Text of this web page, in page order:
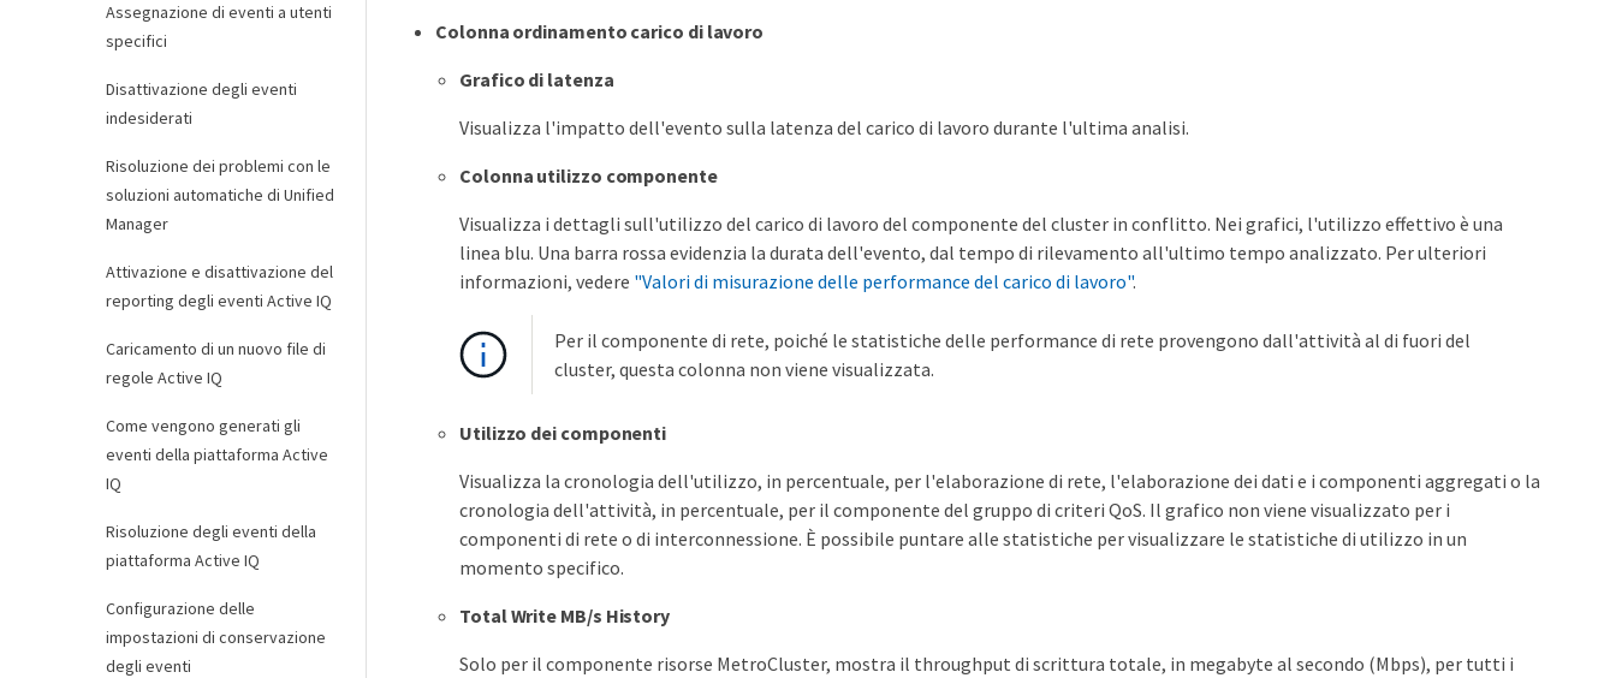
Assegnazione di eventi a utenti
specifici
Disattivazione degli eventi
indesiderati
Risoluzione dei problemi con le
soluzioni automatiche di Unified
Manager
Attivazione e disattivazione del
reporting degli eventi Active IQ
Caricamento di un nuovo file di
regole Active IQ
Come vengono generati gli
eventi della piattaforma Active
IQ
Risoluzione degli eventi della
piattaforma Active IQ
Configurazione delle
impostazioni di conservazione
degli eventi
Colonna ordinamento carico di lavoro
Grafico di latenza
Visualizza l'impatto dell'evento sulla latenza del carico di lavoro durante l'ultima analisi.
Colonna utilizzo componente
Visualizza i dettagli sull'utilizzo del carico di lavoro del componente del cluster in conflitto. Nei grafici, l'utilizzo effettivo è una
linea blu. Una barra rossa evidenzia la durata dell'evento, dal tempo di rilevamento all'ultimo tempo analizzato. Per ulteriori
informazioni, vedere "Valori di misurazione delle performance del carico di lavoro".
Per il componente di rete, poiché le statistiche delle performance di rete provengono dall'attività al di fuori del
cluster, questa colonna non viene visualizzata.
Utilizzo dei componenti
Visualizza la cronologia dell'utilizzo, in percentuale, per l'elaborazione di rete, l'elaborazione dei dati e i componenti aggregati o la
cronologia dell'attività, in percentuale, per il componente del gruppo di criteri QoS. Il grafico non viene visualizzato per i
componenti di rete o di interconnessione. È possibile puntare alle statistiche per visualizzare le statistiche di utilizzo in un
momento specifico.
Total Write MB/s History
Solo per il componente risorse MetroCluster, mostra il throughput di scrittura totale, in megabyte al secondo (Mbps), per tutti i